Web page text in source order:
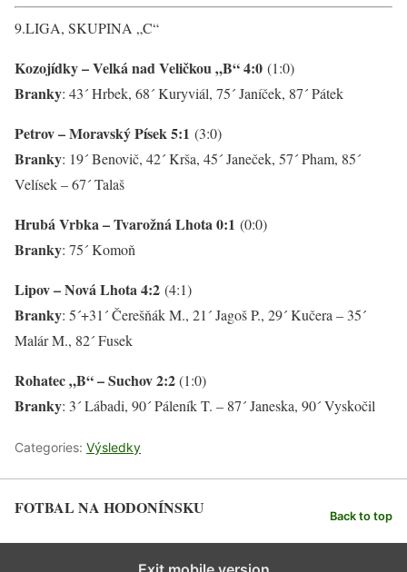
9.LIGA, SKUPINA „C“
Kozojídky – Velká nad Veličkou „B“ 4:0 (1:0)
Branky: 43´ Hrbek, 68´ Kuryviál, 75´ Janíček, 87´ Pátek
Petrov – Moravský Písek 5:1 (3:0)
Branky: 19´ Benovič, 42´ Krša, 45´ Janeček, 57´ Pham, 85´
Velísek – 67´ Talaš
Hrubá Vrbka – Tvarožná Lhota 0:1 (0:0)
Branky: 75´ Komoň
Lipov – Nová Lhota 4:2 (4:1)
Branky: 5´+31´ Čerešňák M., 21´ Jagoš P., 29´ Kučera – 35´
Malár M., 82´ Fusek
Rohatec „B“ – Suchov 2:2(1:0)
Branky: 3´ Lábadi, 90´ Páleník T. – 87´ Janeska, 90´ Vyskočil
Categories: Výsledky
FOTBAL NA HODONÍNSKU Back to top